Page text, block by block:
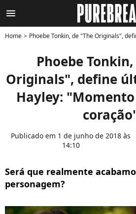
menu
Home Phoebe Tonkin, de "The Originals", define última cena
Phoebe
Originals", define
Hayley:
Publicado em 1 de junho de 2018 às
14:10
Será que realmente
personagem?